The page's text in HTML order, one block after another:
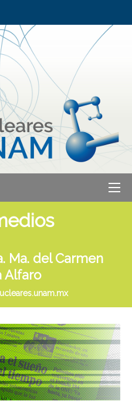
Ma. del Carmen
Alfaro